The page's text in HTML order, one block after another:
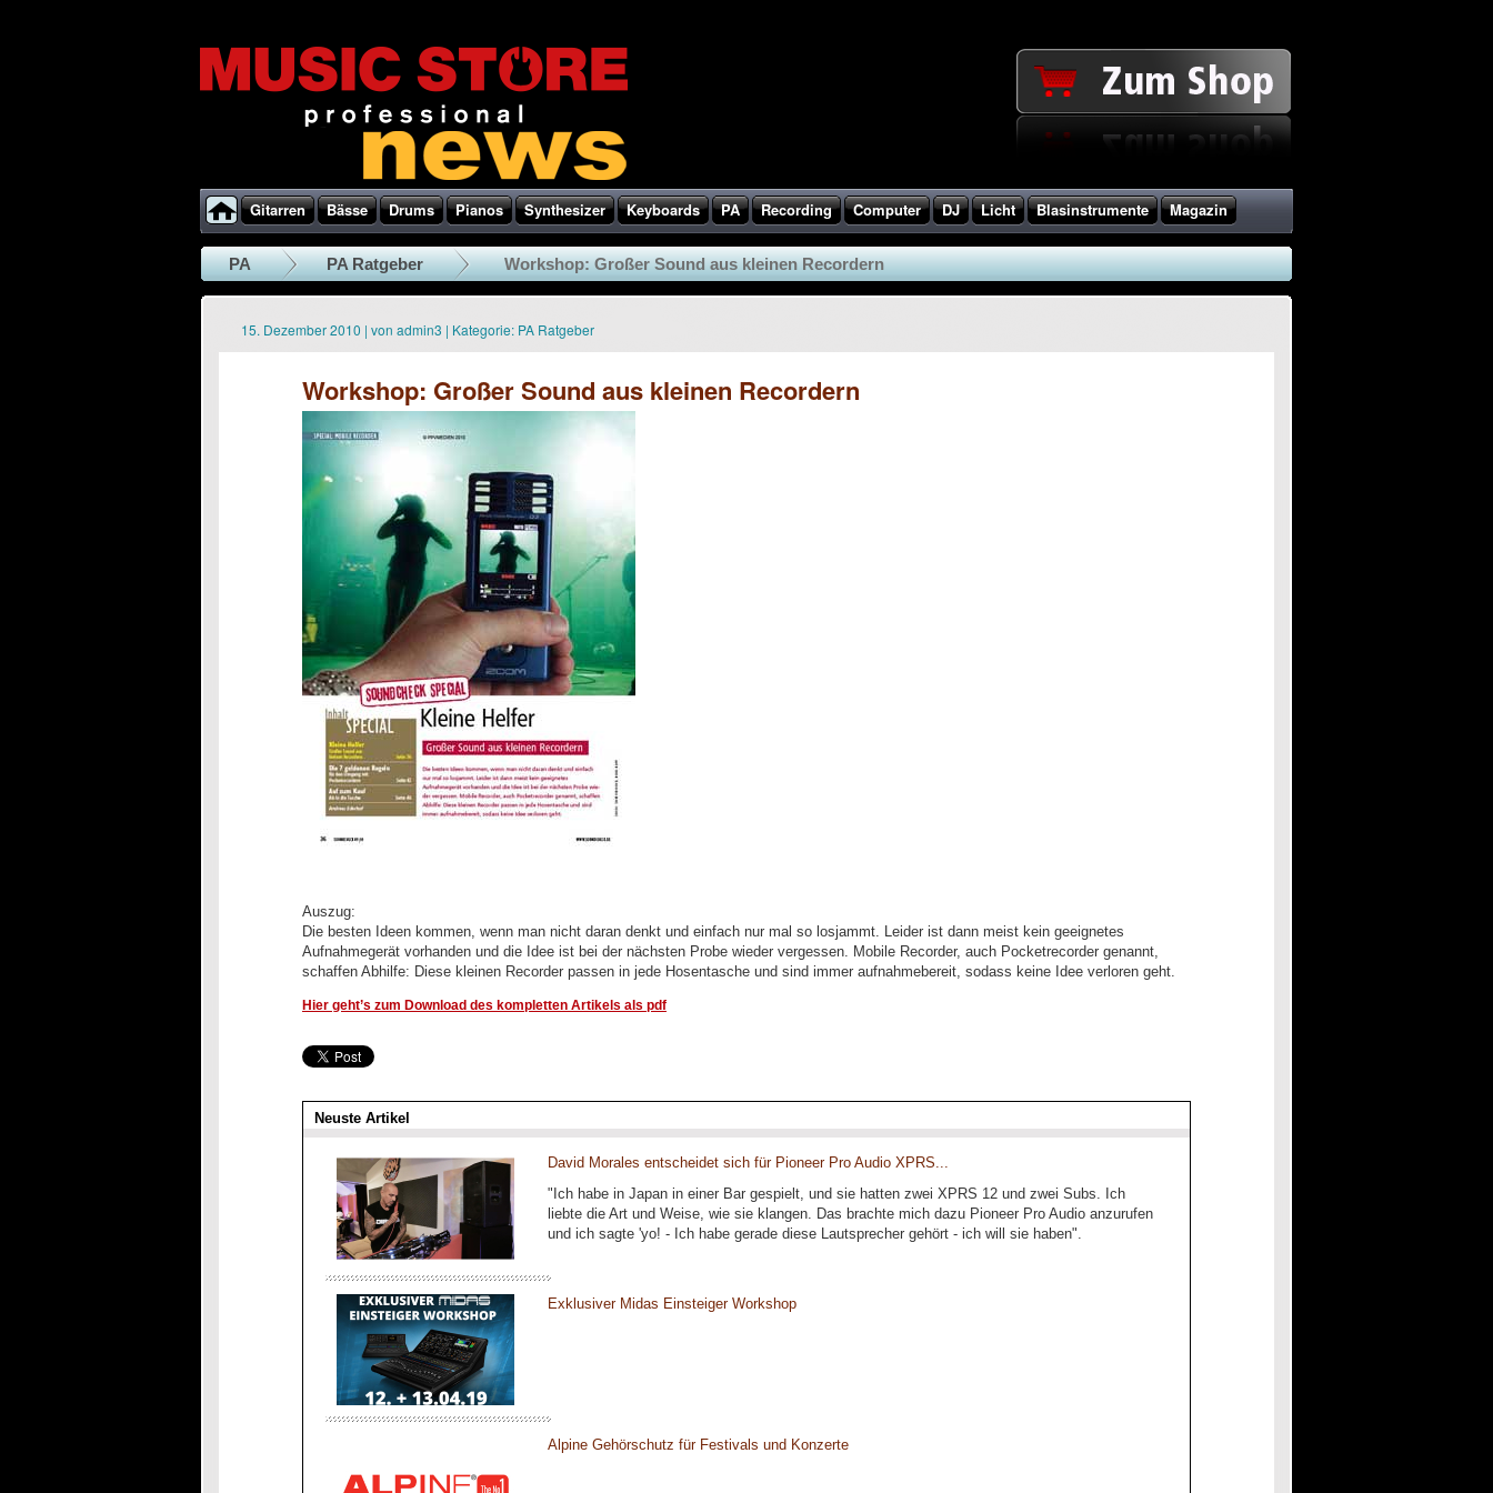
Gitarren Bässe Drums Pianos Synthesizer Keyboards PA Recording Computer DJ Licht Blasinstrumente Magazin
PA PA Ratgeber Workshop: Großer Sound aus kleinen Recordern
15. Dezember 2010 | von admin3 | Kategorie: PA Ratgeber
Workshop: Großer Sound aus kleinen Recordern
Auszug:
Die besten Ideen kommen, wenn man nicht daran denkt und einfach nur mal so losjammt. Leider ist dann meist kein geeignetes
Aufnahmegerät vorhanden und die Idee ist bei der nächsten Probe wieder vergessen. Mobile Recorder, auch Pocketrecorder genannt,
schaffen Abhilfe: Diese kleinen Recorder passen in jede Hosentasche und sind immer aufnahmebereit, sodass keine Idee verloren geht.
Hier geht’s zum Download des kompletten Artikels als pdf
Neuste Artikel
David Morales entscheidet sich für Pioneer Pro Audio XPRS...
"Ich habe in Japan in einer Bar gespielt, und sie hatten zwei XPRS 12 und zwei Subs. Ich
liebte die Art und Weise, wie sie klangen. Das brachte mich dazu Pioneer Pro Audio anzurufen
und ich sagte 'yo! - Ich habe gerade diese Lautsprecher gehört - ich will sie haben".
Exklusiver Midas Einsteiger Workshop
Alpine Gehörschutz für Festivals und Konzerte